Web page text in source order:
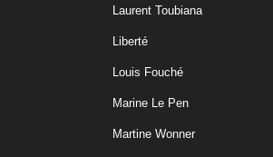
Laurent Toubiana
Liberté
Louis Fouché
Marine Le Pen
Martine Wonner